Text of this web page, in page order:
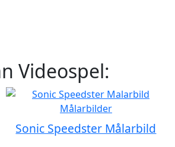
Videospel:
Sonic Speedster Målarbild